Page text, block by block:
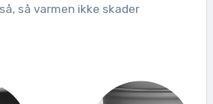
så varmen ikke skader